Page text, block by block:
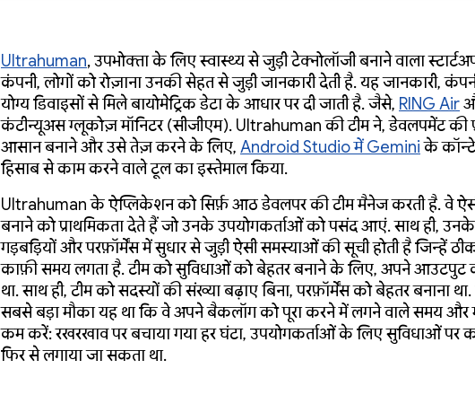
Ultrahuman, उपभोक्ता के लिए स्वास्थ्य से जुड़ी टेक्नोलॉजी बनाने वाला
कंपनी, लोगों को रोज़ाना उनकी सेहत से जुड़ी जानकारी देती है. यह जानकारी,
योग्य डिवाइसों से मिले बायोमेट्रिक डेटा के आधार पर दी जाती है. जैसे, RING Air
कंटीन्यूअस ग्लूकोज़ मॉनिटर (सीजीएम). Ultrahuman की टीम ने, डेवलपमेंट की
आसान बनाने और उसे तेज़ करने के लिए, Android Studio में Geminiके
हिसाब से काम करने वाले टूल का इस्तेमाल किया.
Ultrahuman के ऐप्लिकेशन को सिर्फ़ आठ डेवलपर की टीम मैनेज करती है. वे
बनाने को प्राथमिकता देते हैं जो उनके उपयोगकर्ताओं को पसंद आएं. साथ ही,
गड़बड़ियों और परफ़ॉर्मेंस में सुधार से जुड़ी ऐसी समस्याओं की सूची होती है जिन्हें
काफ़ी समय लगता है. टीम को सुविधाओं को बेहतर बनाने के लिए, अपने आउटपुट
था. साथ ही, टीम को सदस्यों की संख्या बढ़ाए बिना, परफ़ॉर्मेंस को बेहतर बनाना
सबसे बड़ा मौका यह था कि वे अपने बैकलॉग को पूरा करने में लगने वाले समय और
कम करें: रखरखाव पर बचाया गया हर घंटा, उपयोगकर्ताओं के लिए सुविधाओं पर
फिर से लगाया जा सकता था.